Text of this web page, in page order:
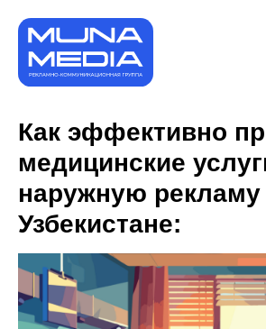
Как эффективно
медицинские
наружную рекламу
Узбекистане: